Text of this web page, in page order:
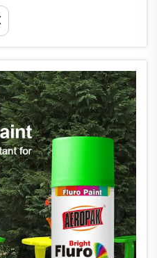
та нарын өдөр тутмын
илүү үр дүнтэй ба